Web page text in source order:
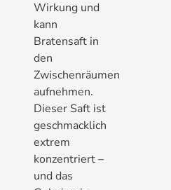
Wirkung und
kann
Bratensaft in
den
Zwischenräumen
aufnehmen.
Dieser Saft ist
geschmacklich
extrem
konzentriert –
und das